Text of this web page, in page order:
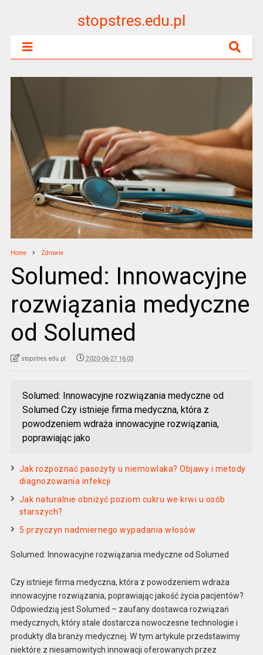
stopstres.edu.pl
Home Zdrowie
Solumed: Innowacyjne
rozwiązania medyczne
od Solumed
stopstres.edu.pl 2020-06-27 16:03
Solumed: Innowacyjne rozwiązania medyczne od
Solumed Czy istnieje firma medyczna, która z
powodzeniem wdraża innowacyjne rozwiązania,
poprawiając jako
Jak rozpoznać pasożyty u niemowlaka? Objawy i metody
diagnozowania infekcji
Jak naturalnie obniżyć poziom cukru we krwi u osób
starszych?
5 przyczyn nadmiernego wypadania włosów
Solumed: Innowacyjne rozwiązania medyczne od Solumed
Czy istnieje firma medyczna, która z powodzeniem wdraża
innowacyjne rozwiązania, poprawiając jakość życia pacjentów?
Odpowiedzią jest Solumed – zaufany dostawca rozwiązań
medycznych, który stale dostarcza nowoczesne technologie i
produkty dla branży medycznej. W tym artykule przedstawimy
niektóre z niesamowitych innowacji oferowanych przez